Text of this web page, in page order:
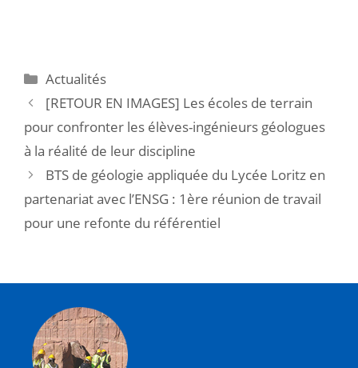
Actualités
[RETOUR EN IMAGES] Les écoles de terrain
pour confronter les élèves-ingénieurs géologues
à la réalité de leur discipline
BTS de géologie appliquée du Lycée Loritz en
partenariat avec l’ENSG : 1ère réunion de travail
pour une refonte du référentiel